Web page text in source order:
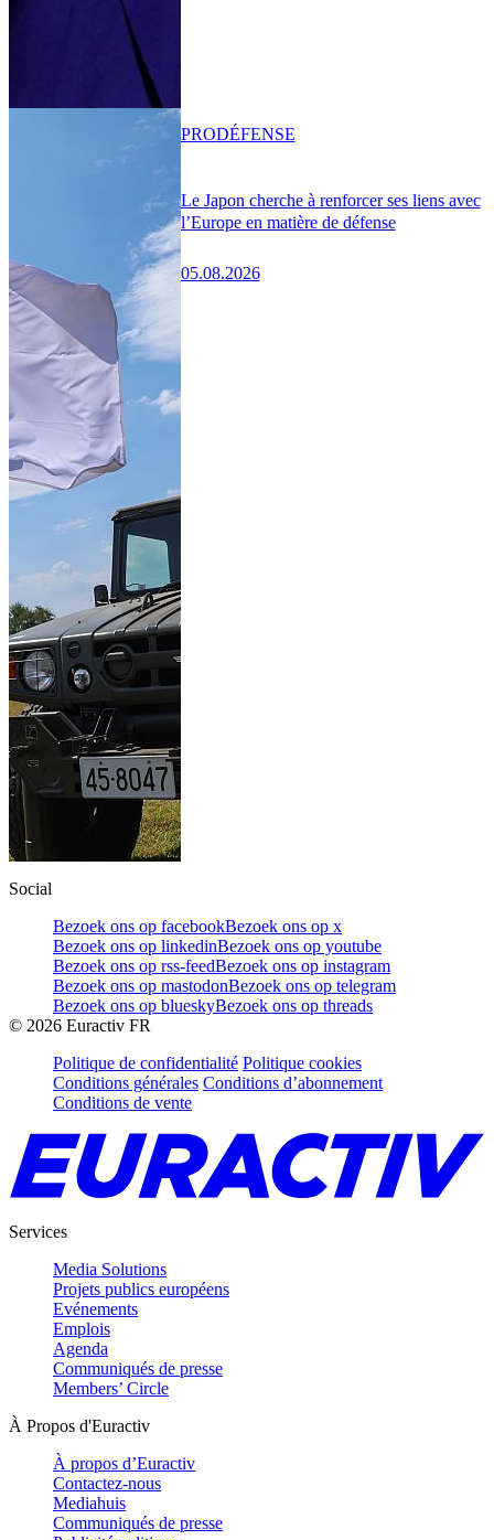
Le Japon cherche à renforcer ses liens avec
l’Europe en matière de défense
05.08.2026
PRODÉFENSE
Social
Bezoek ons op facebookBezoek ons op x
Bezoek ons op linkedinBezoek ons op youtube
Bezoek ons op rss-feedBezoek ons op instagram
Bezoek ons op mastodonBezoek ons op telegram
Bezoek ons op blueskyBezoek ons op threads
© 2026 Euractiv FR
Politique de confidentialité Politique cookies
Conditions générales Conditions d’abonnement
Conditions de vente
Services
Media Solutions
Projets publics européens
Evénements
Emplois
Agenda
Communiqués de presse
Members’ Circle
À Propos d'Euractiv
À propos d’Euractiv
Contactez-nous
Mediahuis
Communiqués de presse